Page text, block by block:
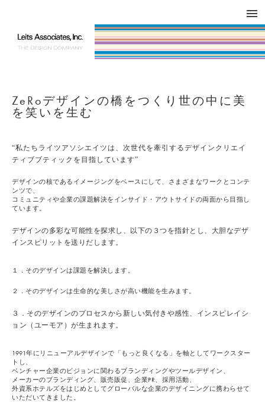
ZeRoデザインの橋をつくり世の中に美
を笑いを生む
“私たちライツアソシエイツは、次世代を牽引するデザインクリエイ
ティブブティックを目指しています”
デザインの核であるイメージングをベースにして、さまざまなワークとコンテ
ンツで、
コミュニティや企業の課題解決をインサイド・アウトサイドの両面から目指し
ています。
デザインの多彩な可能性を探求し、以下の３つを指針とし、大胆なデザ
インスピリットを送りだします。
１．そのデザインは課題を解決します。
２．そのデザインは生命的な美しさが高い機能を生みます。
３．そのデザインのプロセスから新しい気付きや感性、インスピレイシ
ョン（ユーモア）が生まれます。
1991年にリニューアルデザインで「もっと良くなる」を軸としてワークスター
トし、
ベンチャー企業のビジョンに関わるブランディングやツールデザイン、
メーカーのブランディング、販売販促、企業PR、採用活動、
外資系ホテルズをはじめとしてグローバルな企業のデザイニングに携わらせて
いただいてきました。